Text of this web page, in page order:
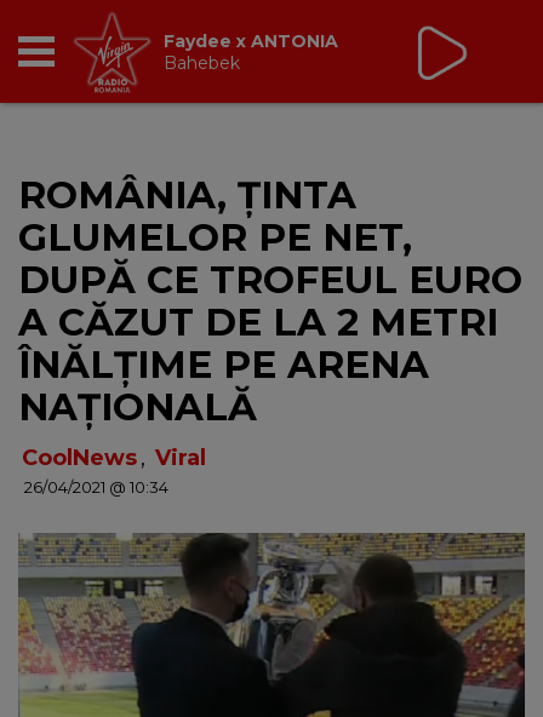
BREAKFAST
TIC TALK
CÂȘTIGĂ
HOT 30
DANCEFLOOR CHART
NEWS
CONTUL MEU
Virgin Radio Music
21:00 - 23:55
ROMÂNIA, ȚINTA
GLUMELOR PE NET,
DUPĂ CE TROFEUL EURO
A CĂZUT DE LA 2 METRI
ÎNĂLȚIME PE ARENA
NAȚIONALĂ
CoolNews, Viral
26/04/2021 @ 10:34